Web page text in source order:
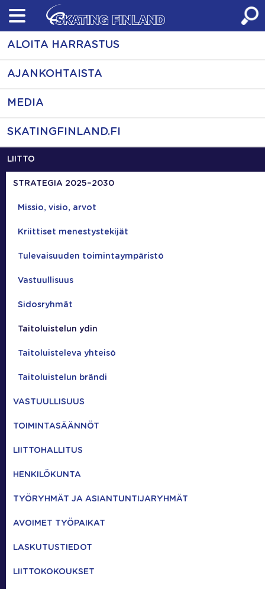
Skip
content
ALOITA HARRASTUS
AJANKOHTAISTA
MEDIA
SKATINGFINLAND.FI
LIITTO
STRATEGIA 2025–2030
Missio, visio, arvot
Kriittiset menestystekijät
Tulevaisuuden toimintaympäristö
Vastuullisuus
Sidosryhmät
Taitoluistelun ydin
Taitoluisteleva yhteisö
Taitoluistelun brändi
VASTUULLISUUS
TOIMINTASÄÄNNÖT
LIITTOHALLITUS
HENKILÖKUNTA
TYÖRYHMÄT JA ASIANTUNTIJARYHMÄT
AVOIMET TYÖPAIKAT
LASKUTUSTIEDOT
LIITTOKOKOUKSET